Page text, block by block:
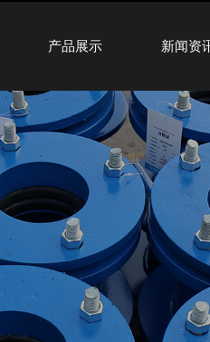
产品展示 新闻资